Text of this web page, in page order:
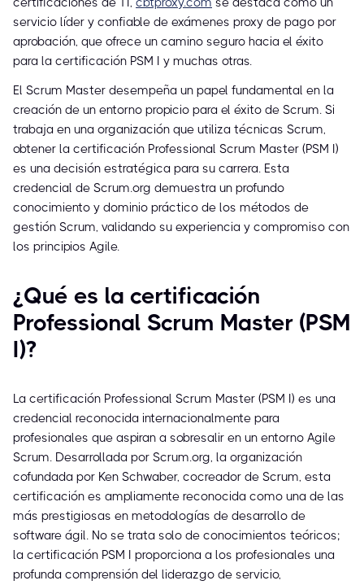
servicio líder y confiable de exámenes proxy de pago por
aprobación, que ofrece un camino seguro hacia el éxito
para la certificación PSM I y muchas otras.
El Scrum Master desempeña un papel fundamental en la
creación de un entorno propicio para el éxito de Scrum. Si
trabaja en una organización que utiliza técnicas Scrum,
obtener la certificación Professional Scrum Master (PSM I)
es una decisión estratégica para su carrera. Esta
credencial de Scrum.org demuestra un profundo
conocimiento y dominio práctico de los métodos de
gestión Scrum, validando su experiencia y compromiso con
los principios Agile.
¿Qué es la certificación
Professional Scrum Master (PSM
I)?
La certificación Professional Scrum Master (PSM I) es una
credencial reconocida internacionalmente para
profesionales que aspiran a sobresalir en un entorno Agile
Scrum. Desarrollada por Scrum.org, la organización
cofundada por Ken Schwaber, cocreador de Scrum, esta
certificación es ampliamente reconocida como una de las
más prestigiosas en metodologías de desarrollo de
software ágil. No se trata solo de conocimientos teóricos;
la certificación PSM I proporciona a los profesionales una
profunda comprensión del liderazgo de servicio,